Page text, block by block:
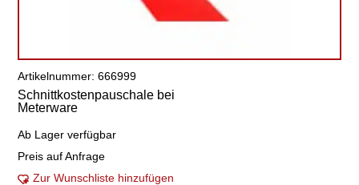
Artikelnummer: 666999
Schnittkostenpauschale bei
Meterware
Ab Lager verfügbar
Preis auf Anfrage
Zur Wunschliste hinzufügen